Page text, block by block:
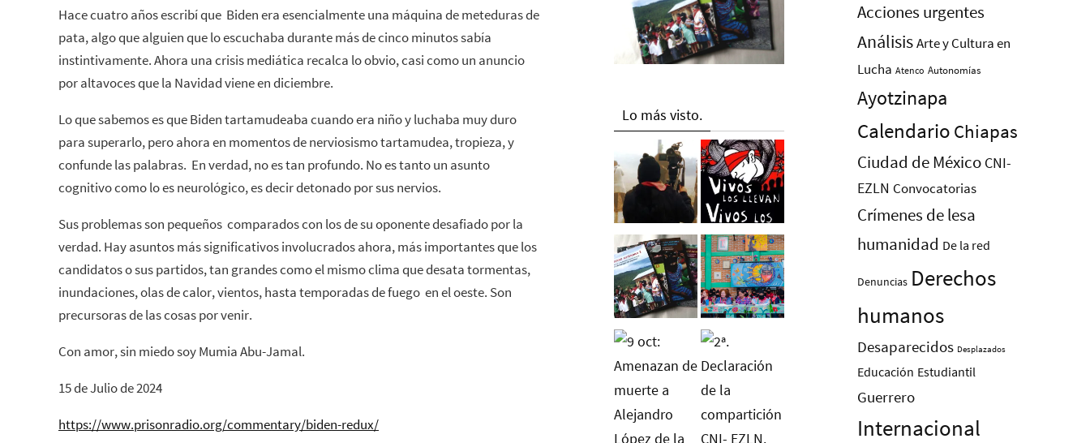
Hace cuatro años escribí que Biden era esencialmente una máquina de meteduras de
pata, algo que alguien que lo escuchaba durante más de cinco minutos sabía
instintivamente. Ahora una crisis mediática recalca lo obvio, casi como un anuncio
por altavoces que la Navidad viene en diciembre.
Lo que sabemos es que Biden tartamudeaba cuando era niño y luchaba muy duro
para superarlo, pero ahora en momentos de nerviosismo tartamudea, tropieza, y
confunde las palabras. En verdad, no es tan profundo. No es tanto un asunto
cognitivo como lo es neurológico, es decir detonado por sus nervios.
Sus problemas son pequeños comparados con los de su oponente desafiado por la
verdad. Hay asuntos más significativos involucrados ahora, más importantes que los
candidatos o sus partidos, tan grandes como el mismo clima que desata tormentas,
inundaciones, olas de calor, vientos, hasta temporadas de fuego en el oeste. Son
precursoras de las cosas por venir.
Con amor, sin miedo soy Mumia Abu-Jamal.
15 de Julio de 2024
https://www.prisonradio.org/commentary/biden-redux/
Lo más visto.
Acciones urgentes
AnálisisArte y Cultura en
Lucha Atenco Autonomías
Ayotzinapa
Calendario Chiapas
Ciudad de México CNI-
EZLN Convocatorias
Crímenes de lesa
humanidad De la red
Denuncias Derechos
humanos
Desaparecidos Desplazados
Educación Estudiantil
Guerrero
Internacional